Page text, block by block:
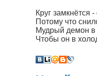
Круг замкнётся
Потому что
Мудрый демон в
Чтобы он в